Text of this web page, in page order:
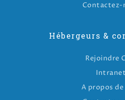
Contactez-
Hébergeurs &
Rejoindre
Intranet
A propos de